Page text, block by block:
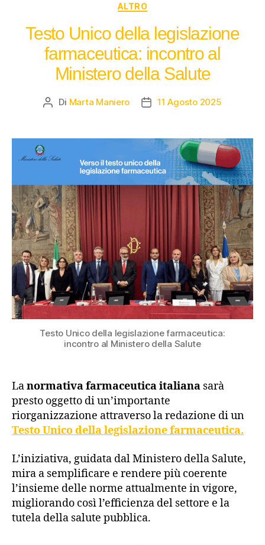
ALTRO
Testo Unico della legislazione
farmaceutica: incontro al
Ministero della Salute
Di Marta Maniero 11 Agosto 2025
Testo Unico della legislazione farmaceutica:
incontro al Ministero della Salute
Lanormativa farmaceutica italiana sarà
presto oggetto di un’importante
riorganizzazione attraverso la redazione di un
Testo Unico della legislazione farmaceutica.
L’iniziativa, guidata dal Ministero della Salute,
mira a semplificare e rendere più coerente
l’insieme delle norme attualmente in vigore,
migliorando così l’efficienza del settore e la
tutela della salute pubblica.